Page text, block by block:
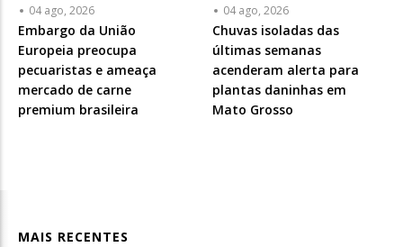
04 ago, 2026
Embargo da União
Europeia preocupa
pecuaristas e ameaça
mercado de carne
premium brasileira
04 ago, 2026
Chuvas isoladas das
últimas semanas
acenderam alerta para
plantas daninhas em
Mato Grosso
MAIS RECENTES